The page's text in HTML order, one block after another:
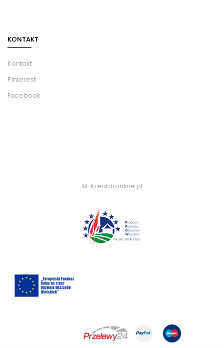
KONTAKT
Kontakt
Pinterest
Facebook
© Kreatoronline.pl